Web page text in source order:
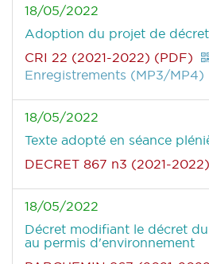
18/05/2022
Adoption du projet de décret
CRI 22 (2021-2022) (PDF)
Enregistrements (MP3/MP4)
18/05/2022
Texte adopté en séance
DECRET 867 n3 (2021-
18/05/2022
Décret modifiant le décret du
au permis d'environnement